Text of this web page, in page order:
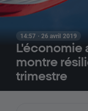
14:57 · 26 avril 2019
L'économie
montre
trimestre